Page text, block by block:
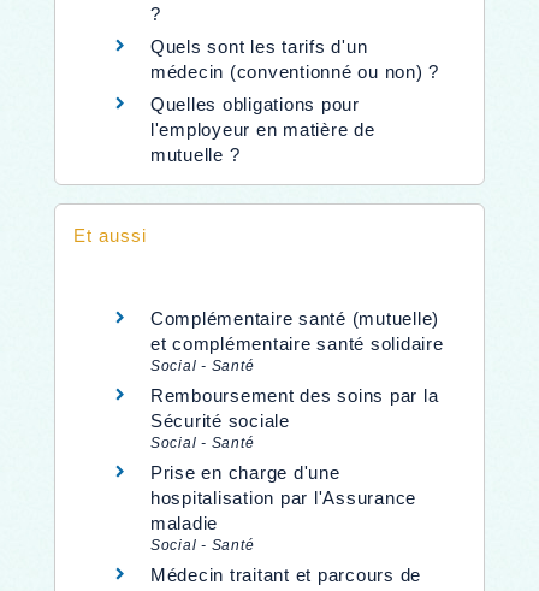
?
Quels sont les tarifs d'un
médecin (conventionné ou non) ?
Quelles obligations pour
l'employeur en matière de
mutuelle ?
Et aussi
Complémentaire santé (mutuelle)
et complémentaire santé solidaire
Social - Santé
Remboursement des soins par la
Sécurité sociale
Social - Santé
Prise en charge d'une
hospitalisation par l'Assurance
maladie
Social - Santé
Médecin traitant et parcours de